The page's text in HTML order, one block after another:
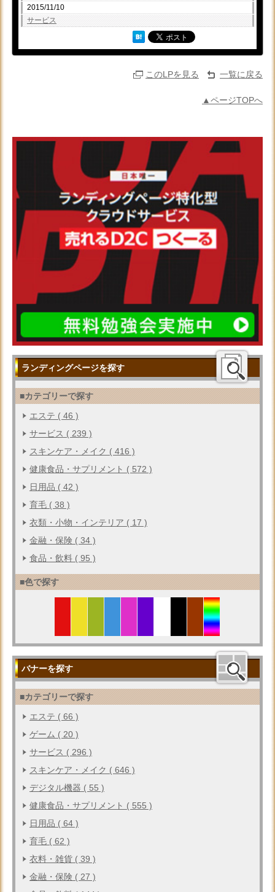
2015/11/10
サービス
このLPを見る 一覧に戻る
▲ページTOPへ
ランディングページを探す
■カテゴリーで探す
エステ ( 46 )
サービス ( 239 )
スキンケア・メイク ( 416 )
健康食品・サプリメント ( 572 )
日用品 ( 42 )
育毛 ( 38 )
衣類・小物・インテリア ( 17 )
金融・保険 ( 34 )
食品・飲料 ( 95 )
■色で探す
バナーを探す
■カテゴリーで探す
エステ ( 66 )
ゲーム ( 20 )
サービス ( 296 )
スキンケア・メイク ( 646 )
デジタル機器 ( 55 )
健康食品・サプリメント ( 555 )
日用品 ( 64 )
育毛 ( 62 )
衣料・雑貨 ( 39 )
金融・保険 ( 27 )